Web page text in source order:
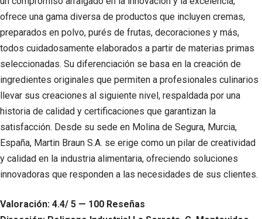
ofrece una gama diversa de productos que incluyen cremas,
preparados en polvo, purés de frutas, decoraciones y más,
todos cuidadosamente elaborados a partir de materias primas
seleccionadas. Su diferenciación se basa en la creación de
ingredientes originales que permiten a profesionales culinarios
llevar sus creaciones al siguiente nivel, respaldada por una
historia de calidad y certificaciones que garantizan la
satisfacción. Desde su sede en Molina de Segura, Murcia,
España, Martin Braun S.A. se erige como un pilar de creatividad
y calidad en la industria alimentaria, ofreciendo soluciones
innovadoras que responden a las necesidades de sus clientes.
Valoración: 4.4/ 5 — 100 Reseñas